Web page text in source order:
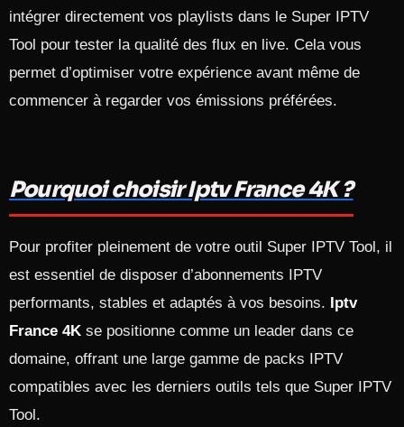
intégrer directement vos playlists dans le Super IPTV
Tool pour tester la qualité des flux en live. Cela vous
permet d’optimiser votre expérience avant même de
commencer à regarder vos émissions préférées.
Pourquoi choisir Iptv France 4K ?
Pour profiter pleinement de votre outil Super IPTV Tool, il
est essentiel de disposer d’abonnements IPTV
performants, stables et adaptés à vos besoins. Iptv
France 4K se positionne comme un leader dans ce
domaine, offrant une large gamme de packs IPTV
compatibles avec les derniers outils tels que Super IPTV
Tool.